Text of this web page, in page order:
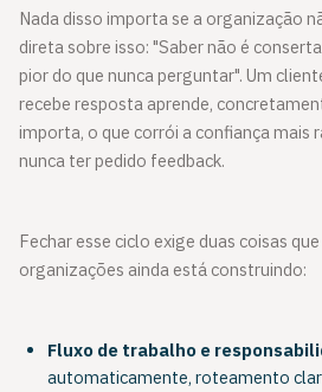
Nada disso importa se a organização
direta sobre isso: "Saber não é
pior do que nunca perguntar". Um
recebe resposta aprende,
importa, o que corrói a confiança mais
nunca ter pedido feedback.
Fechar esse ciclo exige duas coisas
organizações ainda está construindo:
Fluxo de trabalho e
automaticamente, roteamento